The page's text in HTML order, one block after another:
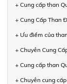
+ Cung cấp than
+ Cung Cấp Than
+ Ưu điểm của
+ Chuyên Cung
+ Cung cấp than
+ Chuyên cung